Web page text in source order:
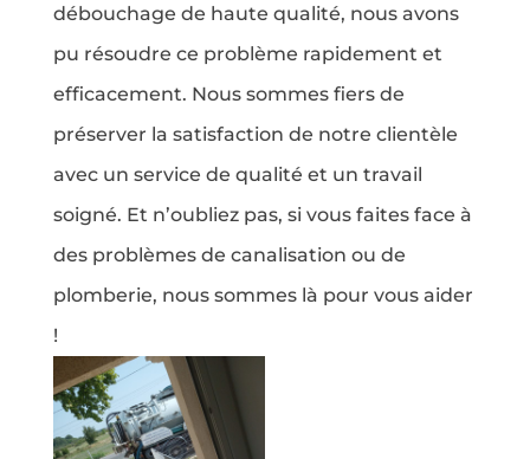
débouchage de haute qualité, nous avons
pu résoudre ce problème rapidement et
efficacement. Nous sommes fiers de
préserver la satisfaction de notre clientèle
avec un service de qualité et un travail
soigné. Et n’oubliez pas, si vous faites face à
des problèmes de canalisation ou de
plomberie, nous sommes là pour vous aider
!